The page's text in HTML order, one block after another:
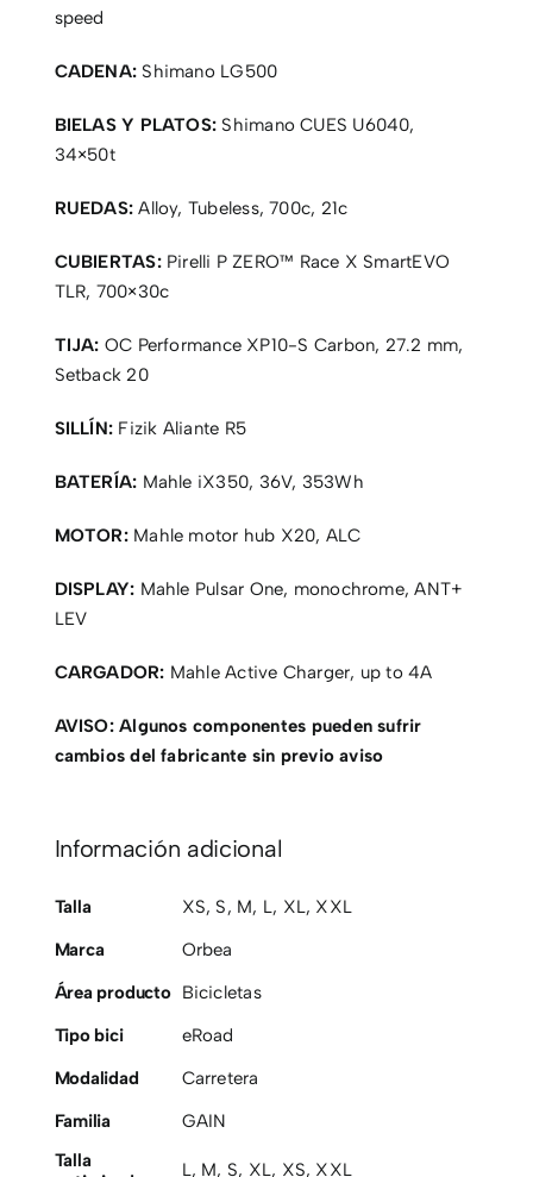
speed
CADENA: Shimano LG500
BIELAS Y PLATOS: Shimano CUES U6040,
34×50t
RUEDAS: Alloy, Tubeless, 700c, 21c
CUBIERTAS:Pirelli P ZERO™ Race X SmartEVO
TLR, 700×30c
TIJA: OC Performance XP10-S Carbon, 27.2 mm,
Setback 20
SILLÍN: Fizik Aliante R5
BATERÍA: Mahle iX350, 36V, 353Wh
MOTOR:Mahle motor hub X20, ALC
DISPLAY: Mahle Pulsar One, monochrome, ANT+
LEV
CARGADOR: Mahle Active Charger, up to 4A
AVISO: Algunos componentes pueden sufrir
cambios del fabricante sin previo aviso
Información adicional
Talla XS, S, M, L, XL, XXL
Marca
Orbea
Área producto Bicicletas
Tipo bici
eRoad
Modalidad
Carretera
Familia
GAIN
Talla
L, M, S, XL, XS, XXL